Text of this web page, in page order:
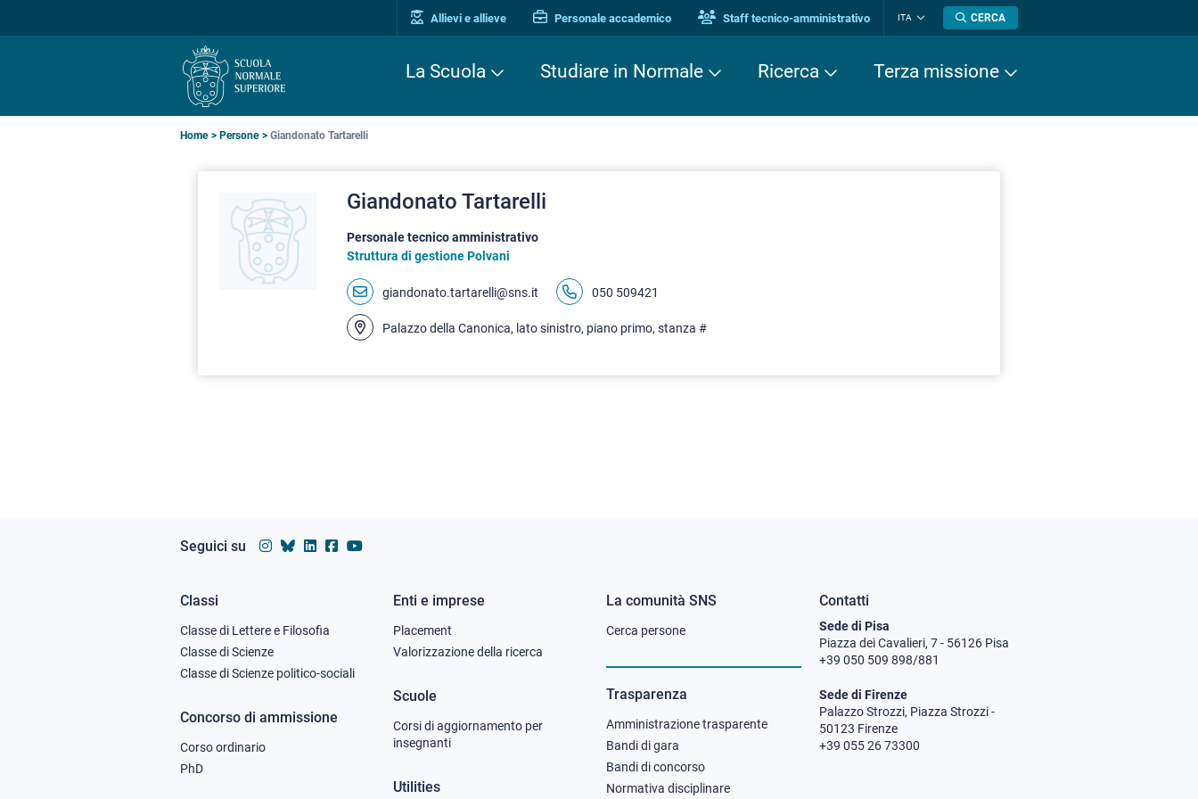
Allievi e allieve Personale accademico Staff tecnico-amministrativo ITA
lingua
CERCA
La Scuola Studiare in Normale Ricerca Terza missione
Briciole
pane
Home Persone Giandonato Tartarelli
Giandonato Tartarelli
Personale tecnico amministrativo
Struttura di gestione Polvani
giandonato.tartarelli@sns.it 050 509421
Palazzo della Canonica, lato sinistro, piano primo, stanza #
Seguici su
Footer
column
Classi
Classe di Lettere e Filosofia
Classe di Scienze
Classe di Scienze politico-sociali
Concorso di ammissione
Corso ordinario
PhD
Footer
column
2
Enti e imprese
Placement
Valorizzazione della ricerca
Scuole
Corsi di aggiornamento per
insegnanti
Utilities
Footer
column
3
La comunità SNS
Cerca persone
Trasparenza
Amministrazione trasparente
Bandi di gara
Bandi di concorso
Normativa disciplinare
Contatti
Sede di Pisa
Piazza dei Cavalieri, 7 - 56126 Pisa
+39 050 509 898/881
Sede di Firenze
Palazzo Strozzi, Piazza Strozzi -
50123 Firenze
+39 055 26 73300